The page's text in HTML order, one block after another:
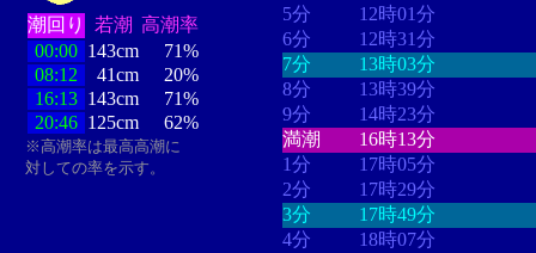
潮回り 若潮 高潮率
00:00 143cm
71%
08:12
41cm
20%
16:13 143cm
71%
20:46 125cm 62%
※高潮率は最高高潮に
対しての率を示す。
5分
12時01分
6分
12時31分
7分
13時03分
8分
13時39分
9分
14時23分
満潮
16時13分
1分
17時05分
2分
17時29分
3分
17時49分
4分
18時07分